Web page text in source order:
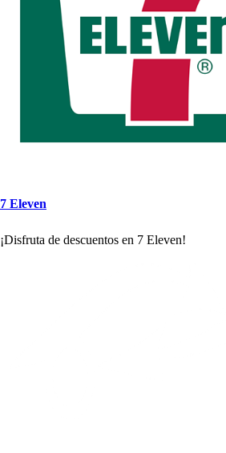
7 Eleven
¡Disfruta de descuentos en 7 Eleven!